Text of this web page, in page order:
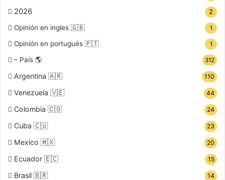
2026 2
Opinión en ingles 🇬🇧 1
Opinión en portugués 🇵🇹 1
– País 🌎 312
Argentina 🇦🇷 110
Venezuela 🇻🇪 44
Colombia 🇨🇴 24
Cuba 🇨🇺 23
Mexico 🇲🇽 20
Ecuador 🇪🇨 15
Brasil 🇧🇷 14